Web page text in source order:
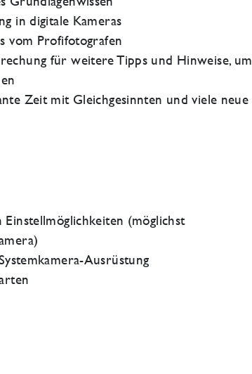
in digitale Kameras
vom Profifotografen
für weitere Tipps und Hinweise, um
Zeit mit Gleichgesinnten und viele neue
(möglichst
Ausrüstung